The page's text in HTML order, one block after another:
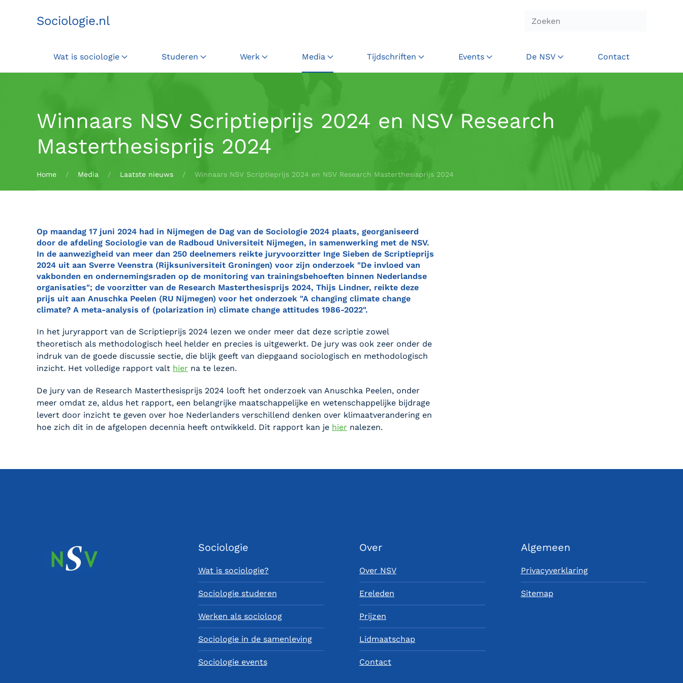
Terug naar hoofdinhoud
Sociologie.nl
Wat is sociologie Studeren Werk Media Tijdschriften Events De NSV Contact
Winnaars NSV Scriptieprijs 2024 en NSV Research
Masterthesisprijs 2024
Home Media Laatste nieuws Winnaars NSV Scriptieprijs 2024 en NSV Research Masterthesisprijs 2024
Op maandag 17 juni 2024 had in Nijmegen de Dag van de Sociologie 2024 plaats, georganiseerd
door de afdeling Sociologie van de Radboud Universiteit Nijmegen, in samenwerking met de NSV.
In de aanwezigheid van meer dan 250 deelnemers reikte juryvoorzitter Inge Sieben de Scriptieprijs
2024 uit aan Sverre Veenstra (Rijksuniversiteit Groningen) voor zijn onderzoek "De invloed van
vakbonden en ondernemingsraden op de monitoring van trainingsbehoeften binnen Nederlandse
organisaties"; de voorzitter van de Research Masterthesisprijs 2024, Thijs Lindner, reikte deze
prijs uit aan Anuschka Peelen (RU Nijmegen) voor het onderzoek "A changing climate change
climate? A meta-analysis of (polarization in) climate change attitudes 1986-2022".
In het juryrapport van de Scriptieprijs 2024 lezen we onder meer dat deze scriptie zowel
theoretisch als methodologisch heel helder en precies is uitgewerkt. De jury was ook zeer onder de
indruk van de goede discussie sectie, die blijk geeft van diepgaand sociologisch en methodologisch
inzicht. Het volledige rapport valt hier na te lezen.
De jury van de Research Masterthesisprijs 2024 looft het onderzoek van Anuschka Peelen, onder
meer omdat ze, aldus het rapport, een belangrijke maatschappelijke en wetenschappelijke bijdrage
levert door inzicht te geven over hoe Nederlanders verschillend denken over klimaatverandering en
hoe zich dit in de afgelopen decennia heeft ontwikkeld. Dit rapport kan je hier nalezen.
Sociologie
Wat is sociologie?
Sociologie studeren
Werken als socioloog
Sociologie in de samenleving
Sociologie events
Over
Over NSV
Ereleden
Prijzen
Lidmaatschap
Contact
Algemeen
Privacyverklaring
Sitemap